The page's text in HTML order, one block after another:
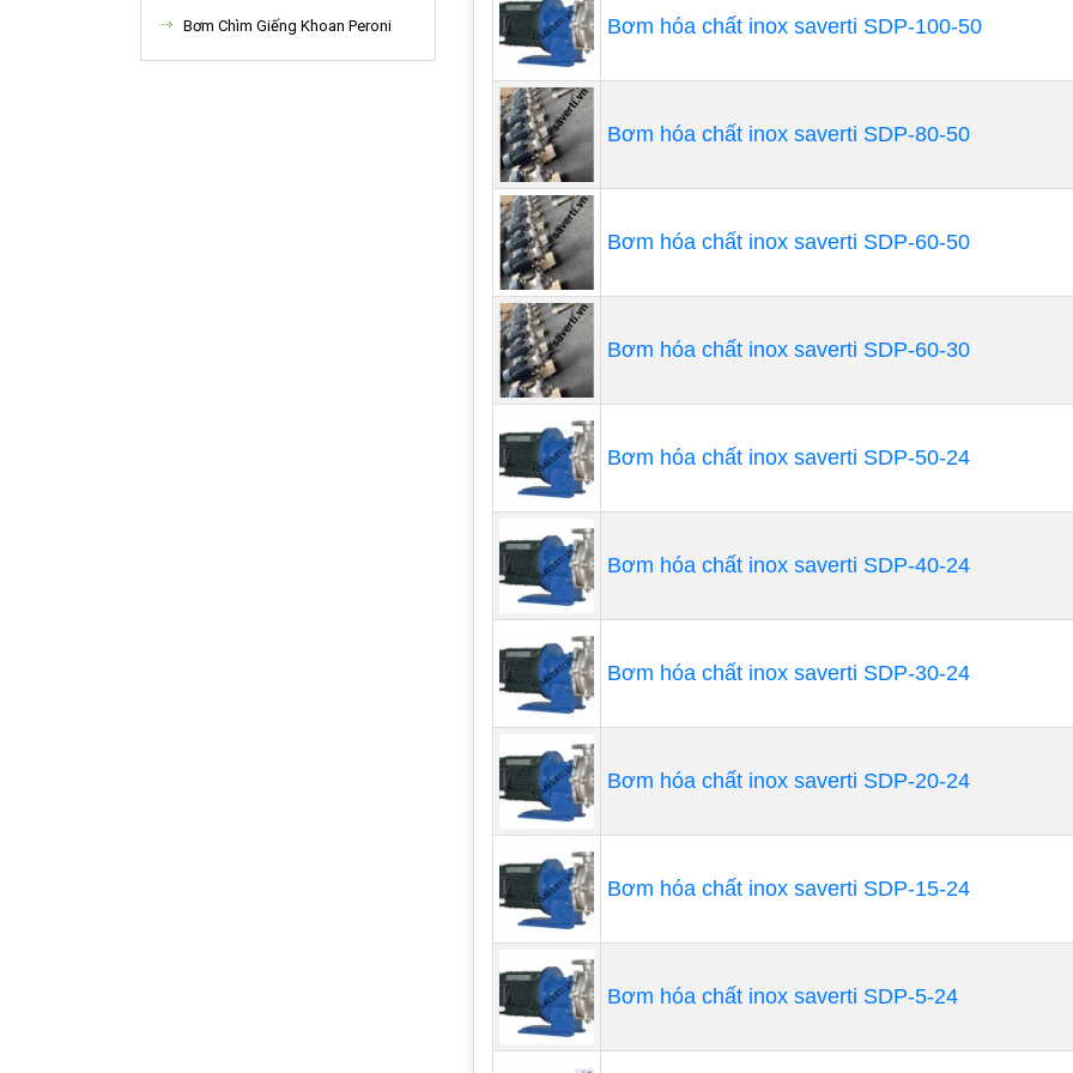
Bơm Chìm Giếng Khoan Peroni
Bánh công tác của máy bơm ly tâm có kết cấu 3 dạng chính
một phần và cánh kín. Cấu tạo bánh công tác được đúc bằng
toàn. Các bề mặt cánh dẫn và đĩa bánh công tác có độ nhẵn
hao mòn. Phần Roto của máy ly tâm được tạo nên bởi bánh
tiết nhỏ được cố định với trục. Bánh công tác và Roto luôn
cho quá trình làm việc bánh công tác không bị cọ xát vào thân
Các bộ phận dẫn hướng vào, bộ phận dẫn hướng ra, ống hút,
tôn hàn, cao su. Với cấu tạo đặc biệt, máy bơm ly tâm có
thường với công suất rất lớn.
3.Phân loại bơm ly tâm
Phân loại máy bơm có nhiều cách
Dựa vào hình dạng vỏ máy bơm : bơm hình xoắn ốc(
pump)
Dựa vào số lượng mắt hút : single suction pump và
Ngoài ra còn có bơm một đơn cấp hay còn gọi bơm một
đa cấp hay còn gọi bơm đa tầng cánh ( multi- stage
Bơm hóa chất inox saverti SDP-100-50
Bơm hóa chất inox saverti SDP-80-50
Bơm hóa chất inox saverti SDP-60-50
Bơm hóa chất inox saverti SDP-60-30
Bơm hóa chất inox saverti SDP-50-24
Bơm hóa chất inox saverti SDP-40-24
Bơm hóa chất inox saverti SDP-30-24
Bơm hóa chất inox saverti SDP-20-24
Bơm hóa chất inox saverti SDP-15-24
Bơm hóa chất inox saverti SDP-5-24